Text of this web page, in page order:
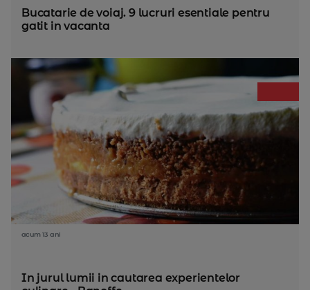
Bucatarie de voiaj. 9 lucruri esentiale pentru
gatit in vacanta
acum 13 ani
In jurul lumii in cautarea experientelor